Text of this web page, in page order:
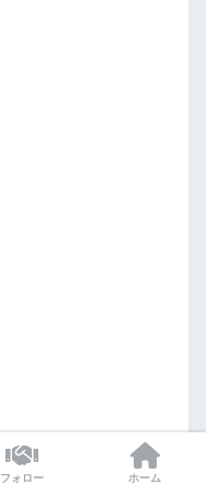
フォロー ホーム